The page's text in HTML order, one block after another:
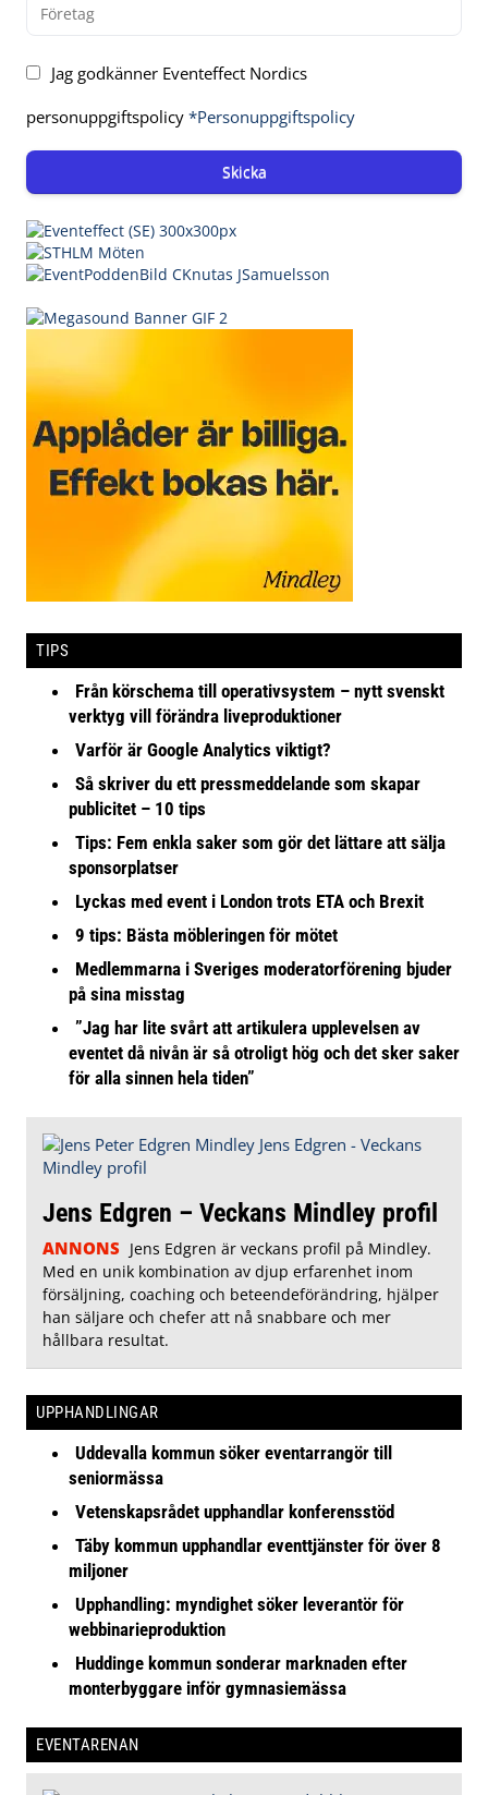
Jag godkänner Eventeffect Nordics
personuppgiftspolicy *Personuppgiftspolicy
Skicka
TIPS
Från körschema till operativsystem – nytt svenskt
verktyg vill förändra liveproduktioner
Varför är Google Analytics viktigt?
Så skriver du ett pressmeddelande som skapar
publicitet – 10 tips
Tips: Fem enkla saker som gör det lättare att sälja
sponsorplatser
Lyckas med event i London trots ETA och Brexit
9 tips: Bästa möbleringen för mötet
Medlemmarna i Sveriges moderatorförening bjuder
på sina misstag
”Jag har lite svårt att artikulera upplevelsen av
eventet då nivån är så otroligt hög och det sker saker
för alla sinnen hela tiden”
Jens Edgren – Veckans Mindley profil
ANNONS Jens Edgren är veckans profil på Mindley.
Med en unik kombination av djup erfarenhet inom
försäljning, coaching och beteendeförändring, hjälper
han säljare och chefer att nå snabbare och mer
hållbara resultat.
UPPHANDLINGAR
Uddevalla kommun söker eventarrangör till
seniormässa
Vetenskapsrådet upphandlar konferensstöd
Täby kommun upphandlar eventtjänster för över 8
miljoner
Upphandling: myndighet söker leverantör för
webbinarieproduktion
Huddinge kommun sonderar marknaden efter
monterbyggare inför gymnasiemässa
EVENTARENAN